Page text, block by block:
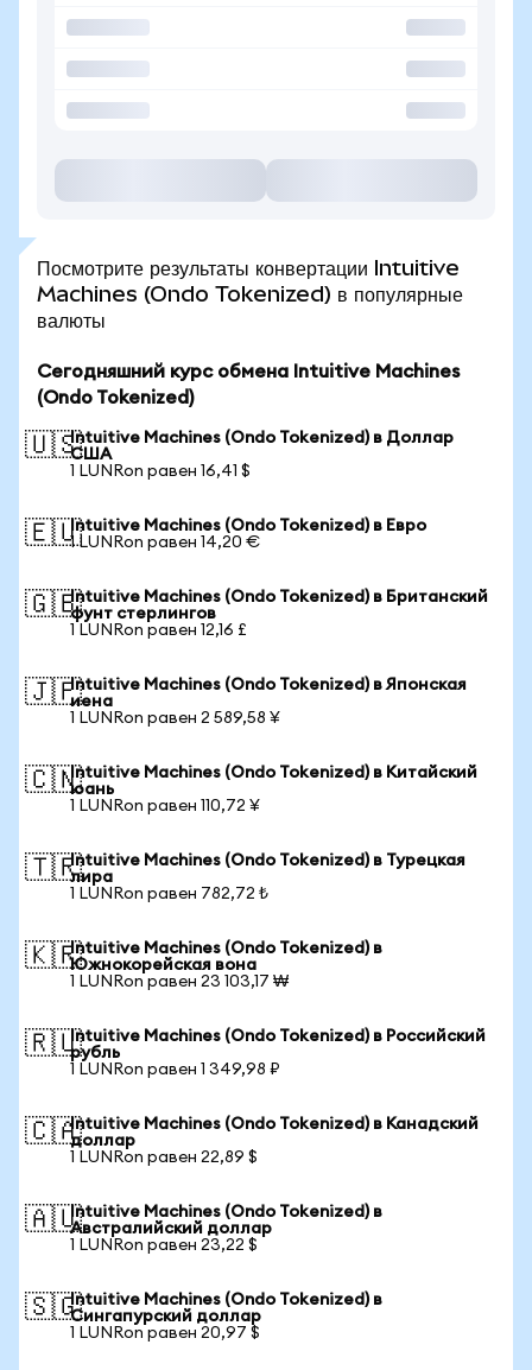
Посмотрите результаты конвертации Intuitive
Machines (Ondo Tokenized) в популярные
валюты
Сегодняшний курс обмена Intuitive Machines
(Ondo Tokenized)
🇺🇸Intuitive Machines (Ondo Tokenized) в Доллар
США
1 LUNRon равен 16,41 $
🇪🇺Intuitive Machines (Ondo Tokenized) в Евро
1 LUNRon равен 14,20 €
🇬🇧Intuitive Machines (Ondo Tokenized) в Британский
фунт стерлингов
1 LUNRon равен 12,16 £
🇯🇵Intuitive Machines (Ondo Tokenized) в Японская
иена
1 LUNRon равен 2 589,58 ¥
🇨🇳Intuitive Machines (Ondo Tokenized) в Китайский
юань
1 LUNRon равен 110,72 ¥
🇹🇷Intuitive Machines (Ondo Tokenized) в Турецкая
лира
1 LUNRon равен 782,72 ₺
🇰🇷Intuitive Machines (Ondo Tokenized) в
Южнокорейская вона
1 LUNRon равен 23 103,17 ₩
🇷🇺Intuitive Machines (Ondo Tokenized) в Российский
рубль
1 LUNRon равен 1 349,98 ₽
🇨🇦Intuitive Machines (Ondo Tokenized) в Канадский
доллар
1 LUNRon равен 22,89 $
🇦🇺Intuitive Machines (Ondo Tokenized) в
Австралийский доллар
1 LUNRon равен 23,22 $
🇸🇬Intuitive Machines (Ondo Tokenized) в
Сингапурский доллар
1 LUNRon равен 20,97 $